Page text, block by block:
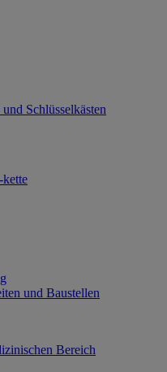
Schlüsselkästen
kette
und Baustellen
Bereich